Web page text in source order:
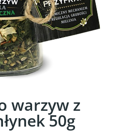
warzyw z
50g